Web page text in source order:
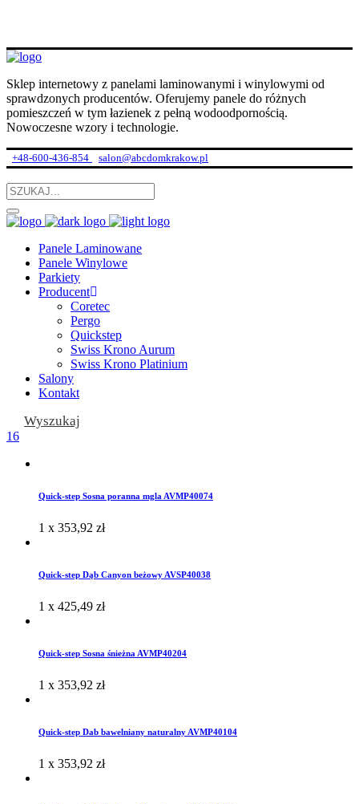
Sklep internetowy z panelami laminowanymi i winylowymi od
sprawdzonych producentów. Oferujemy panele do różnych
pomieszczeń w tym łazienek z pełną wodoodpornością.
Nowoczesne wzory i technologie.
+48-600-436-854 salon@abcdomkrakow.pl
Panele Laminowane
Panele Winylowe
Parkiety
Producent
Coretec
Pergo
Quickstep
Swiss Krono Aurum
Swiss Krono Platinium
Salony
Kontakt
Wyszukaj
16
Quick-step Sosna poranna mgla AVMP40074
1 x 353,92 zł
Quick-step Dąb Canyon beżowy AVSP40038
1 x 425,49 zł
Quick-step Sosna śnieżna AVMP40204
1 x 353,92 zł
Quick-step Dab bawelniany naturalny AVMP40104
1 x 353,92 zł